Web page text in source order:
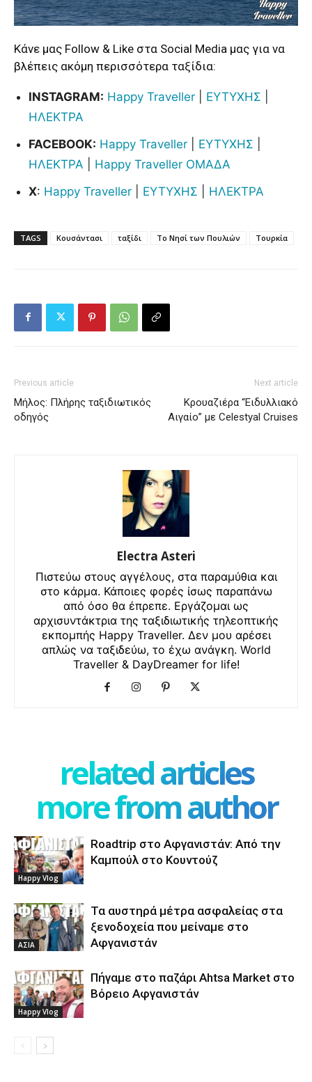
Κάνε μας Follow & Like στα Social Media μας για να
βλέπεις ακόμη περισσότερα ταξίδια:
INSTAGRAM: Happy Traveller ΕΥΤΥΧΗΣ
ΗΛΕΚΤΡΑ
FACEBOOK: Happy Traveller ΕΥΤΥΧΗΣ
ΗΛΕΚΤΡΑ
Happy Traveller ΟΜΑΔΑ
X: Happy Traveller ΕΥΤΥΧΗΣ ΗΛΕΚΤΡΑ
TAGS Κουσάντασι ταξίδι Το Νησί των Πουλιών Τουρκία
Previous article
Μήλος: Πλήρης ταξιδιωτικός
οδηγός
Next article
Κρουαζιέρα “Ειδυλλιακό
Αιγαίο” με Celestyal Cruises
Electra Asteri
Πιστεύω στους αγγέλους, στα παραμύθια και
στο κάρμα. Κάποιες φορές ίσως παραπάνω
από όσο θα έπρεπε. Εργάζομαι ως
αρχισυντάκτρια της ταξιδιωτικής τηλεοπτικής
εκπομπής Happy Traveller. Δεν μου αρέσει
απλώς να ταξιδεύω, το έχω ανάγκη. World
Traveller & DayDreamer for life!
related articles
more from author
Happy Vlog
Roadtrip στο Αφγανιστάν: Από την
Καμπούλ στο Κουντούζ
ΑΣΙΑ
Τα αυστηρά μέτρα ασφαλείας στα
ξενοδοχεία που μείναμε στο
Αφγανιστάν
Happy Vlog
Πήγαμε στο παζάρι Ahtsa Market στο
Βόρειο Αφγανιστάν